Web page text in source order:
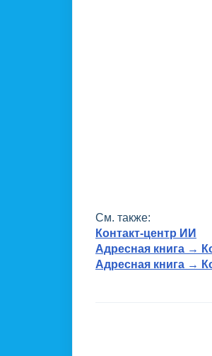
См. также:
Контакт-центр ИИ
Адресная книга →
Адресная книга →